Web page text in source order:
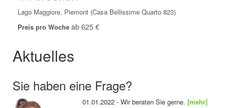
Lago Maggiore, Piemont (Casa Bellissime Quarto 823)
Preis pro Woche ab 625 €
Aktuelles
Sie haben eine Frage?
01.01.2022 - Wir beraten Sie gerne.[mehr]